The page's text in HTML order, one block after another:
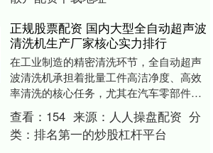
正规股票配资 国内大型全自动超声波
清洗机生产厂家核心实力排行
在工业制造的精密清洗环节，全自动超声
波清洗机承担着批量工件高洁净度、高效
率清洗的核心任务，尤其在汽车零部件、
航空航天、电子半导体等领域，设备的稳
定性、洁净度输出....
查看： 154 来源： 人人操盘配资 分
类： 排名第一的炒股杠杆平台